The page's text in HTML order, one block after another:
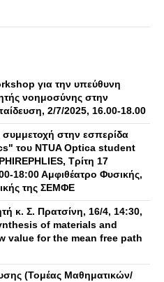
για την υπεύθυνη
νοημοσύνης στην
2/7/2025, 16.00-18.00
στην εσπερίδα
του NTUA Optica student
Τρίτη 17
18:00 Αμφιθέατρο Φυσικής,
της ΣΕΜΦΕ
κ. Σ. Πρατσίνη, 16/4, 14:30,
of materials and
value for the mean free path
(Τομέας Μαθηματικών/